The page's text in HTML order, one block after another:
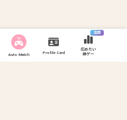
Auto Match Profile Card
注目
広めたい
神ゲー